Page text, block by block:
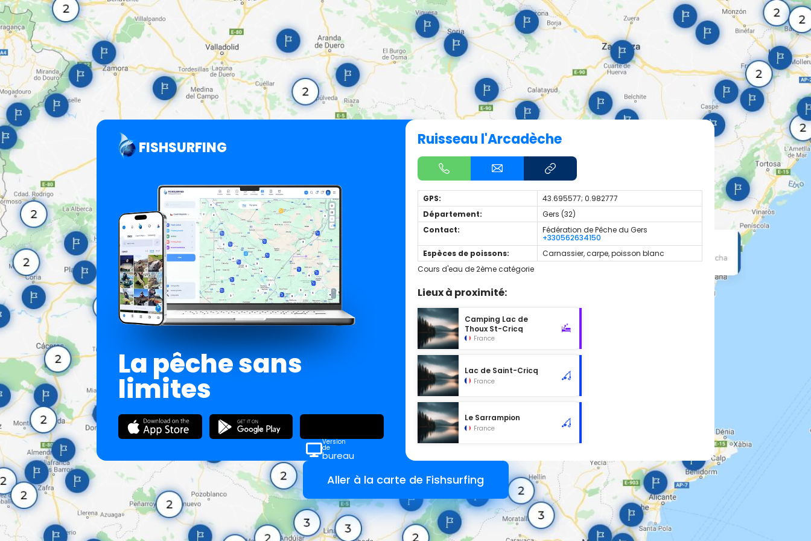
FISHSURFING
La pêche sans
limites
Version
de
bureau
Ruisseau l'Arcadèche
GPS:
43.695577; 0.982777
Département:
Gers (32)
Contact:
Fédération de Pêche du Gers
+330562634150
Espèces de poissons:
Carnassier, carpe, poisson blanc
Cours d'eau de 2ème catégorie
Lieux à proximité:
Camping Lac de
Thoux St-Cricq
France
Lac de Saint-Cricq
France
Le Sarrampion
France
Aller à la carte de Fishsurfing